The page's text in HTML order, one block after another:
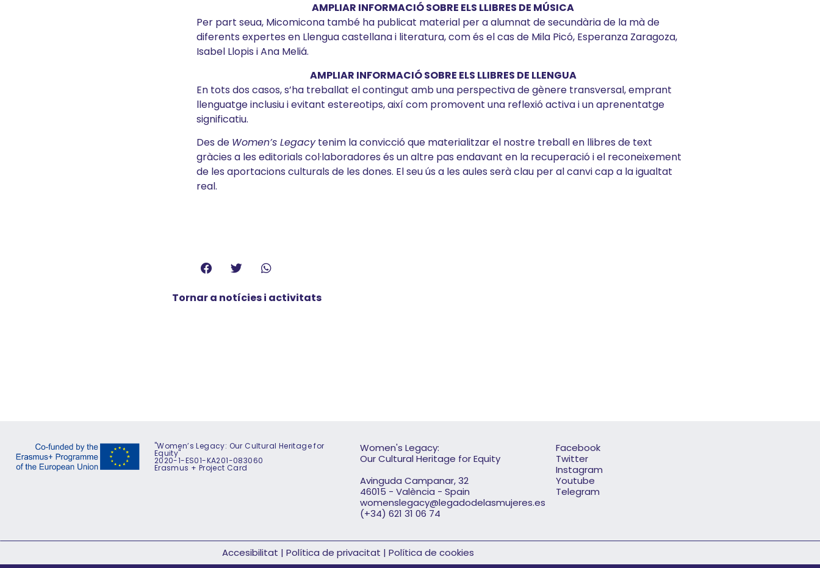
AMPLIAR INFORMACIÓ SOBRE ELS LLIBRES DE MÚSICA
Per part seua, Micomicona també ha publicat material per a alumnat de secundària de la mà de
diferents expertes en Llengua castellana i literatura, com és el cas de Mila Picó, Esperanza Zaragoza,
Isabel Llopis i Ana Meliá.
AMPLIAR INFORMACIÓ SOBRE ELS LLIBRES DE LLENGUA
En tots dos casos, s’ha treballat el contingut amb una perspectiva de gènere transversal, emprant
llenguatge inclusiu i evitant estereotips, així com promovent una reflexió activa i un aprenentatge
significatiu.
Des de Women’s Legacytenim la convicció que materialitzar el nostre treball en llibres de text
gràcies a les editorials col·laboradores és un altre pas endavant en la recuperació i el reconeixement
de les aportacions culturals de les dones. El seu ús a les aules serà clau per al canvi cap a la igualtat
real.
Tornar a notícies i activitats
"Women’s Legacy: Our Cultural Heritage for
Equity"
2020-1-ES01-KA201-083060
Erasmus + Project Card
Women's Legacy:
Our Cultural Heritage for Equity
Avinguda Campanar, 32
46015 - València - Spain
womenslegacy@legadodelasmujeres.es
(+34) 621 31 06 74
Facebook
Twitter
Instagram
Youtube
Telegram
Accesibilitat | Política de privacitat | Política de cookies